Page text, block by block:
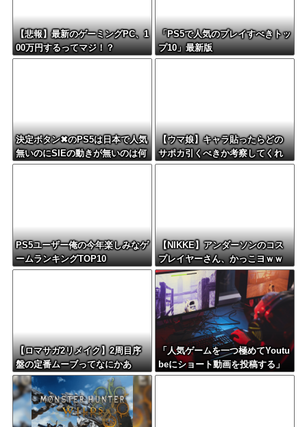
【悲報】最新のゲーミングPC、1
00万円するってマジ！？
「PS5で人気のプレイすべきトッ
プ10」最新版
決定ボタン✖のPS5は日本で人気
無いのにSIEの動きが無いのは何
故？
【ウマ娘】キャラ貼ったらどの
サポカ引くべきか考察してくれ
るツールない？
PS5ユーザー俺の今年楽しみなゲ
ームランキングTOP10
【NIKKE】アンダーソンのコス
プレイヤーさん、かっこヨｗｗ
ｗｗｗｗ
【ロマサガ2リメイク】2周目序
盤の定番ムーブってなにかあ
る？
「人気ゲームを一つ極めてYoutu
beにショート動画を投稿する」
←これだけで不労所得が得られ